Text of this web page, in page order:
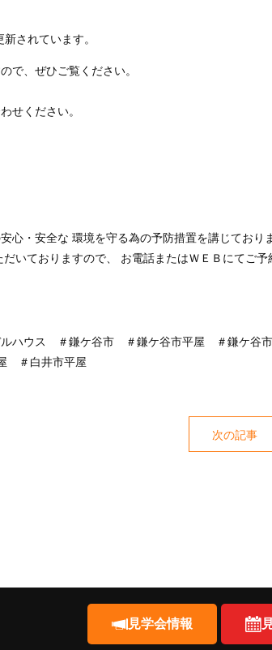
されています。
で、ぜひご覧ください。
せください。
心・安全な 環境を守る為の予防措置を講じており
いておりますので、 お電話またはＷＥＢにてご予
ハウス ＃鎌ケ谷市 ＃鎌ケ谷市平屋 ＃鎌ケ谷
＃白井市平屋
次の記事
見学会情報